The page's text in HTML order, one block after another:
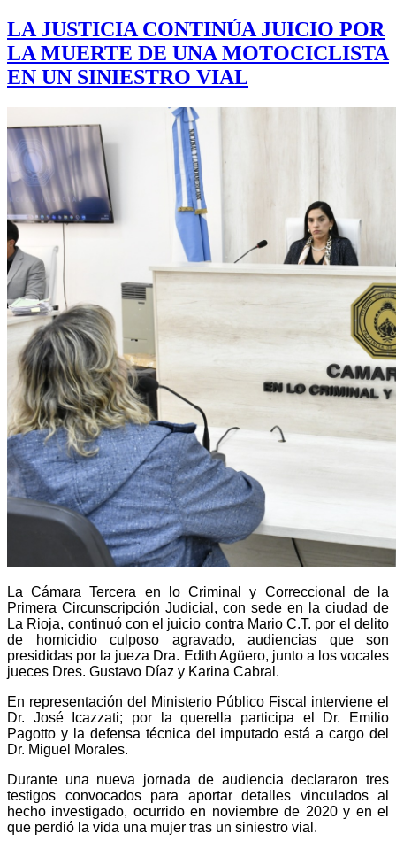
LA JUSTICIA CONTINÚA JUICIO POR
LA MUERTE DE UNA MOTOCICLISTA
EN UN SINIESTRO VIAL
La Cámara Tercera en lo Criminal y Correccional de la
Primera Circunscripción Judicial, con sede en la ciudad de
La Rioja, continuó con el juicio contra Mario C.T. por el delito
de homicidio culposo agravado, audiencias que son
presididas por la jueza Dra. Edith Agüero, junto a los vocales
jueces Dres. Gustavo Díaz y Karina Cabral.
En representación del Ministerio Público Fiscal interviene el
Dr. José Icazzati; por la querella participa el Dr. Emilio
Pagotto y la defensa técnica del imputado está a cargo del
Dr. Miguel Morales.
Durante una nueva jornada de audiencia declararon tres
testigos convocados para aportar detalles vinculados al
hecho investigado, ocurrido en noviembre de 2020 y en el
que perdió la vida una mujer tras un siniestro vial.